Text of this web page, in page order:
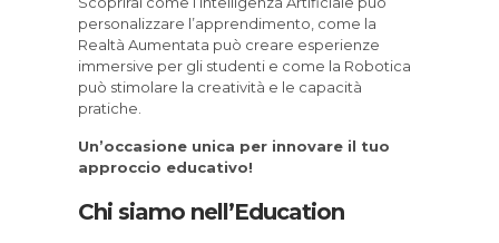
personalizzare l’apprendimento, come la
Realtà Aumentata può creare esperienze
immersive per gli studenti e come la Robotica
può stimolare la creatività e le capacità
pratiche.
Un’occasione unica per innovare il tuo
approccio educativo!
Chi siamo nell’Education